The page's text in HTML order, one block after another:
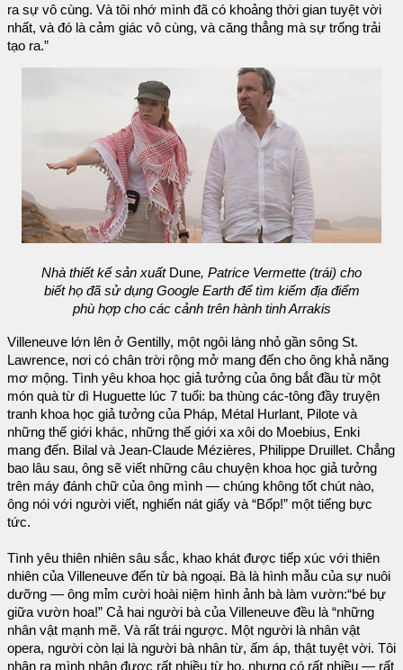
ra sự vô cùng. Và tôi nhớ mình đã có khoảng thời gian tuyệt vời
nhất, và đó là cảm giác vô cùng, và căng thẳng mà sự trống trải
tạo ra.”
Nhà thiết kế sản xuất Dune, Patrice Vermette (trái) cho
biết họ đã sử dụng Google Earth để tìm kiếm địa điểm
phù hợp cho các cảnh trên hành tinh Arrakis
Villeneuve lớn lên ở Gentilly, một ngôi làng nhỏ gần sông St.
Lawrence, nơi có chân trời rộng mở mang đến cho ông khả năng
mơ mộng. Tình yêu khoa học giả tưởng của ông bắt đầu từ một
món quà từ dì Huguette lúc 7 tuổi: ba thùng các-tông đầy truyện
tranh khoa học giả tưởng của Pháp, Métal Hurlant, Pilote và
những thế giới khác, những thế giới xa xôi do Moebius, Enki
mang đến. Bilal và Jean-Claude Mézières, Philippe Druillet. Chẳng
bao lâu sau, ông sẽ viết những câu chuyện khoa học giả tưởng
trên máy đánh chữ của ông mình — chúng không tốt chút nào,
ông nói với người viết, nghiến nát giấy và “Bốp!” một tiếng bực
tức.
Tình yêu thiên nhiên sâu sắc, khao khát được tiếp xúc với thiên
nhiên của Villeneuve đến từ bà ngoại. Bà là hình mẫu của sự nuôi
dưỡng — ông mỉm cười hoài niệm hình ảnh bà làm vườn:“bé bự
giữa vườn hoa!” Cả hai người bà của Villeneuve đều là “những
nhân vật mạnh mẽ. Và rất trái ngược. Một người là nhân vật
opera, người còn lại là người bà nhân từ, ấm áp, thật tuyệt vời. Tôi
nhận ra mình nhận được rất nhiều từ họ, nhưng có rất nhiều — rất